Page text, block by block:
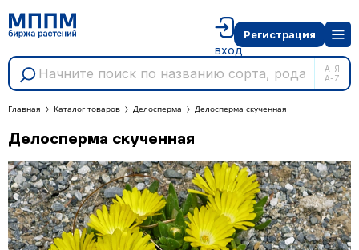
А-Я
A-Z
вход
Регистрация
Главная Каталог товаров Делосперма Делосперма скученная
Делосперма скученная